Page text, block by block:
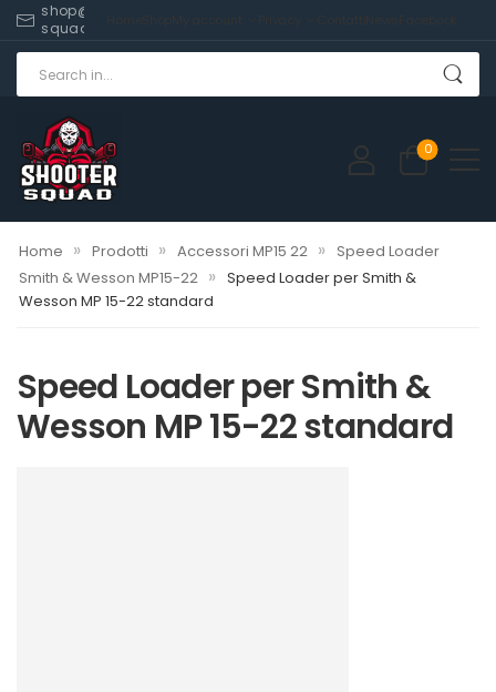
shop@shooter-
squad.com
0
Home » Prodotti » Accessori MP15 22 »
Speed Loader
Smith & Wesson MP15-22 » Speed Loader per Smith &
Wesson MP 15-22 standard
Speed Loader per Smith &
Wesson MP 15-22 standard